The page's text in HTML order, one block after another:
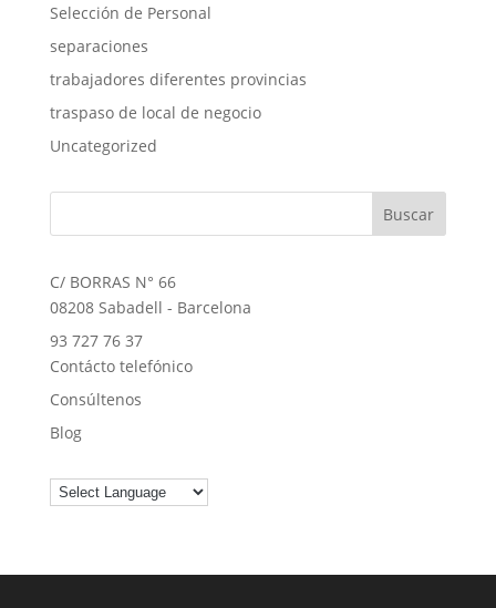
Selección de Personal
separaciones
trabajadores diferentes provincias
traspaso de local de negocio
Uncategorized
C/ BORRAS N° 66
08208 Sabadell - Barcelona
93 727 76 37
Contácto telefónico
Consúltenos
Blog